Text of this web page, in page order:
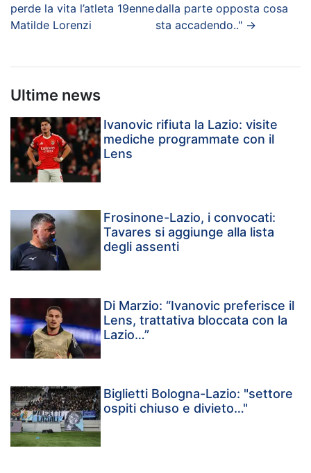
perde la vita l’atleta 19enne
Matilde Lorenzi
dalla parte opposta cosa
sta accadendo.." →
Ultime news
Ivanovic rifiuta la Lazio: visite
mediche programmate con il
Lens
Frosinone-Lazio, i convocati:
Tavares si aggiunge alla lista
degli assenti
Di Marzio: “Ivanovic preferisce il
Lens, trattativa bloccata con la
Lazio…”
Biglietti Bologna-Lazio: "settore
ospiti chiuso e divieto…"